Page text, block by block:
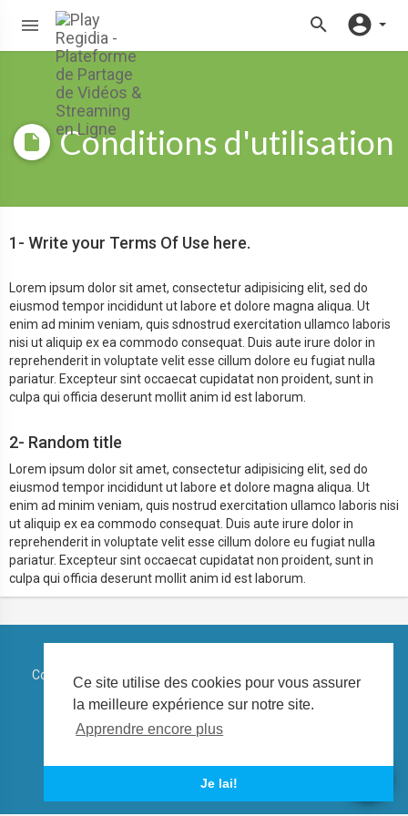
Ce site utilise des cookies pour vous assurer
la meilleure expérience sur notre site.
Apprendre encore plus
Je lai!
Conditions d'utilisation
1- Write your Terms Of Use here.
Lorem ipsum dolor sit amet, consectetur adipisicing elit, sed do
eiusmod tempor incididunt ut labore et dolore magna aliqua. Ut
enim ad minim veniam, quis sdnostrud exercitation ullamco laboris
nisi ut aliquip ex ea commodo consequat. Duis aute irure dolor in
reprehenderit in voluptate velit esse cillum dolore eu fugiat nulla
pariatur. Excepteur sint occaecat cupidatat non proident, sunt in
culpa qui officia deserunt mollit anim id est laborum.
2- Random title
Lorem ipsum dolor sit amet, consectetur adipisicing elit, sed do
eiusmod tempor incididunt ut labore et dolore magna aliqua. Ut
enim ad minim veniam, quis nostrud exercitation ullamco laboris nisi
ut aliquip ex ea commodo consequat. Duis aute irure dolor in
reprehenderit in voluptate velit esse cillum dolore eu fugiat nulla
pariatur. Excepteur sint occaecat cupidatat non proident, sunt in
culpa qui officia deserunt mollit anim id est laborum.
Copyright © 2026 Regidia Play. Tous les droits sont réservés.
Conditions d'utilisation Politique de confidentialité